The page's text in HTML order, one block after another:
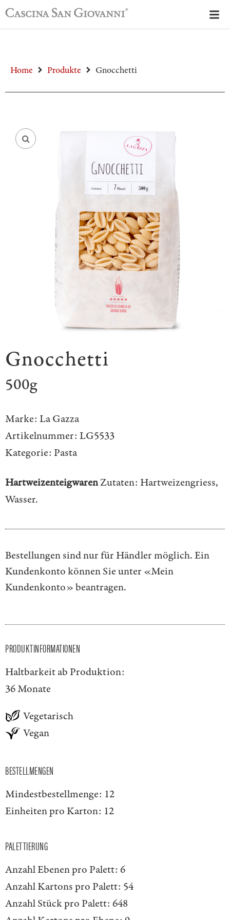
Home Produkte Gnocchetti
Gnocchetti
500g
Marke: La Gazza
Artikelnummer: LG5533
Kategorie: Pasta
HartweizenteigwarenZutaten: Hartweizengriess,
Wasser.
Bestellungen sind nur für Händler möglich. Ein
Kundenkonto können Sie unter «Mein
Kundenkonto»beantragen.
PRODUKTINFORMATIONEN
Haltbarkeit ab Produktion:
36 Monate
Vegetarisch
Vegan
BESTELLMENGEN
Mindestbestellmenge: 12
Einheiten pro Karton: 12
PALETTIERUNG
Anzahl Ebenen pro Palett: 6
Anzahl Kartons pro Palett: 54
Anzahl Stück pro Palett: 648